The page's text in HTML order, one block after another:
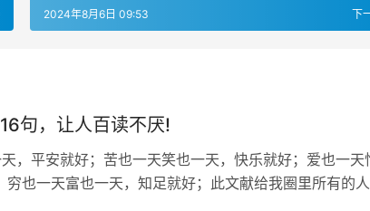
下
2024年8月6日 09:53
句，让人百读不厌!
，平安就好；苦也一天笑也一天，快乐就好；爱也一天
穷也一天富也一天，知足就好；此文献给我圈里所有的